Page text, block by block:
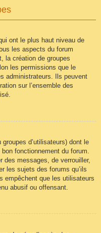
ont le plus haut niveau de
les aspects du forum
la création de groupes
les permissions que le
administrateurs. Ils peuvent
sur l’ensemble des
d’utilisateurs) dont le
fonctionnement du forum.
des messages, de verrouiller,
les sujets des forums qu’ils
empêchent que les utilisateurs
abusif ou offensant.